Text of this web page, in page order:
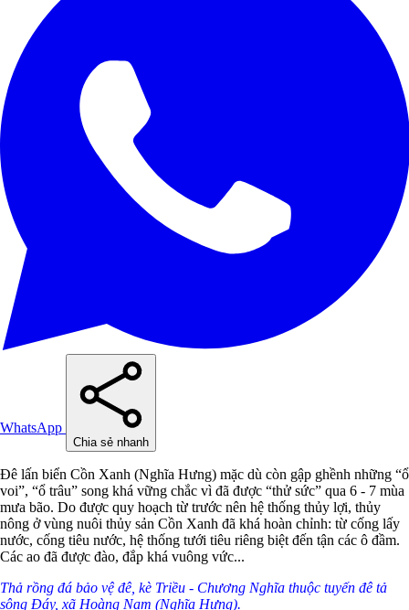
WhatsApp
Chia sẻ nhanh
Đê lấn biển Cồn Xanh (Nghĩa Hưng) mặc dù còn gập ghềnh những “ổ
voi”, “ổ trâu” song khá vững chắc vì đã được “thử sức” qua 6 - 7 mùa
mưa bão. Do được quy hoạch từ trước nên hệ thống thủy lợi, thủy
nông ở vùng nuôi thủy sản Cồn Xanh đã khá hoàn chỉnh: từ cống lấy
nước, cống tiêu nước, hệ thống tưới tiêu riêng biệt đến tận các ô đầm.
Các ao đã được đào, đắp khá vuông vức...
Thả rồng đá bảo vệ đê, kè Triều - Chương Nghĩa thuộc tuyến đê tả
sông Đáy, xã Hoàng Nam (Nghĩa Hưng).